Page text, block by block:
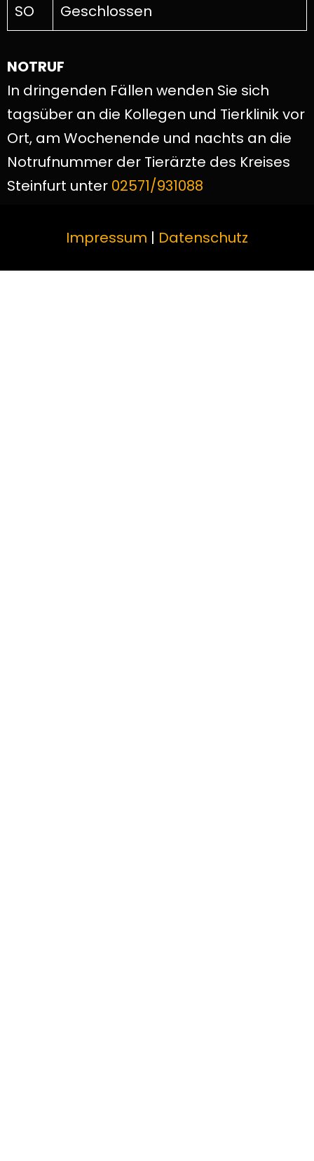
SO
Geschlossen
NOTRUF
In dringenden Fällen wenden Sie sich
tagsüber an die Kollegen und Tierklinik vor
Ort, am Wochenende und nachts an die
Notrufnummer der Tierärzte des Kreises
Steinfurt unter 02571/931088
Impressum | Datenschutz